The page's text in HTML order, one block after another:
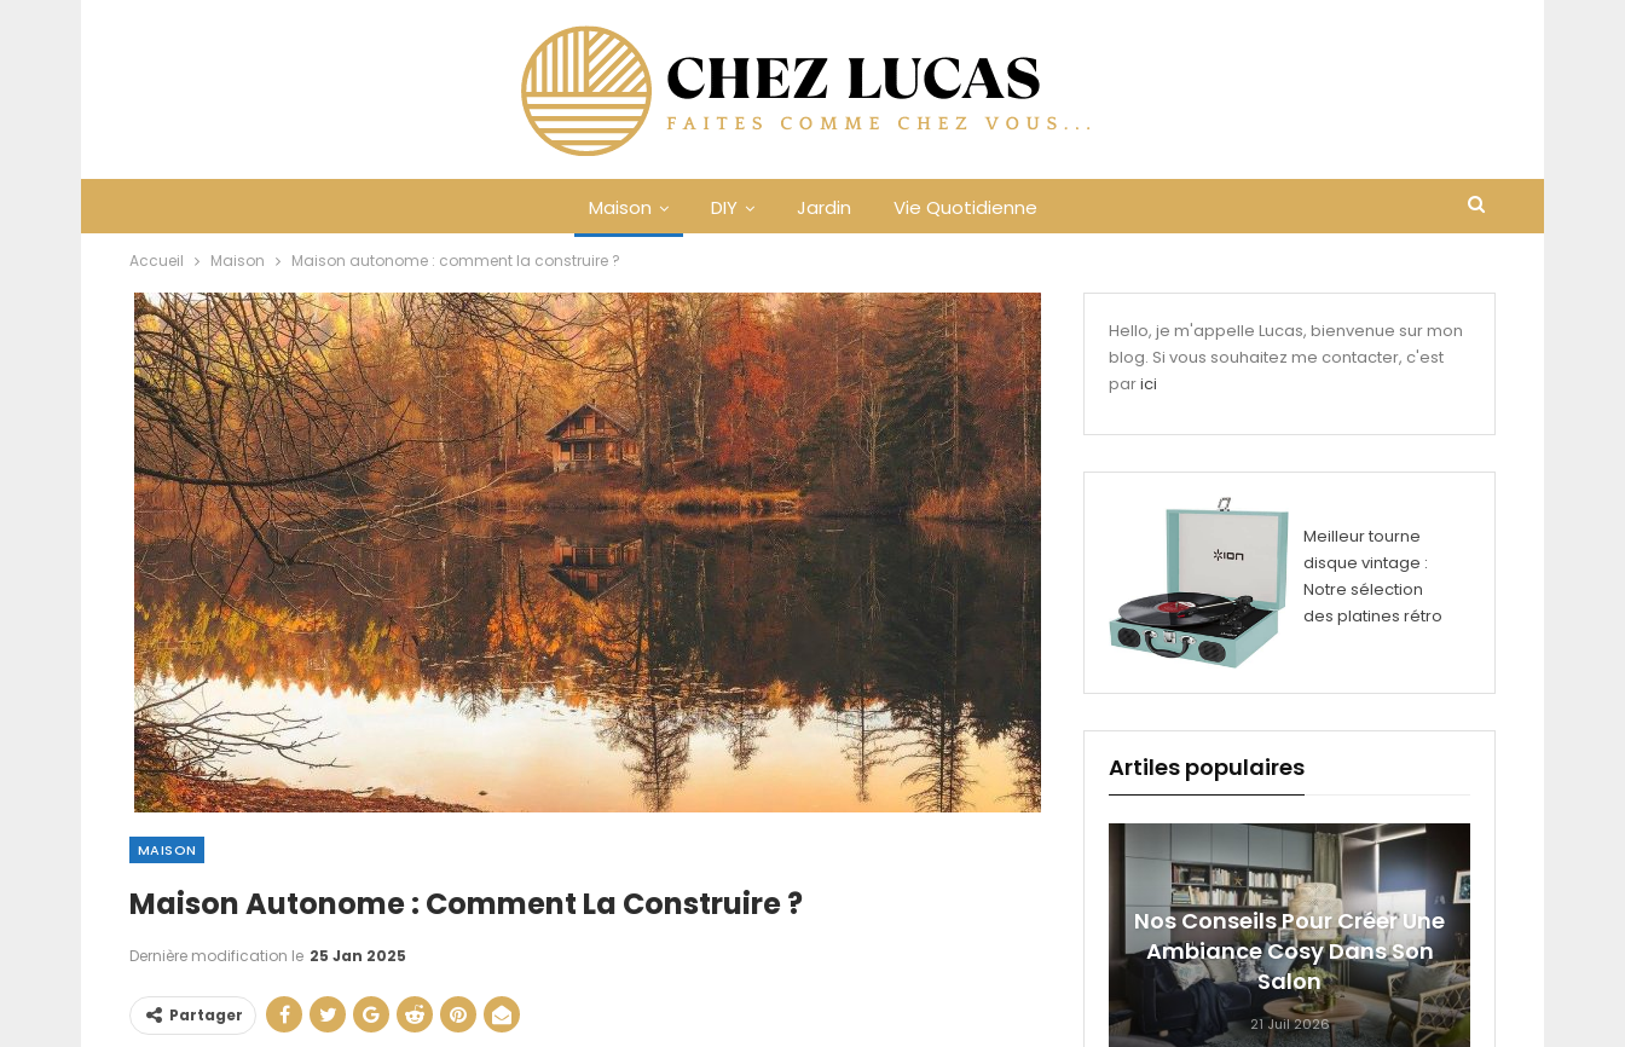
Maison DIY Jardin Vie Quotidienne
Accueil Maison Maison autonome : comment la construire ?
MAISON
Maison Autonome : Comment La Construire ?
Dernière modification le 25 Jan 2025
Partager
Hello, je m'appelle Lucas, bienvenue sur mon
blog. Si vous souhaitez me contacter, c'est
parici
Meilleur tourne
disque vintage :
Notre sélection
des platines rétro
Artiles populaires
Comment Faire Du Blanc
Manuellement : Techniques,
21 Juin 2026
DIY : Comment Faire Sa
Nos Conseils Pour Créer Une
Ambiance Cosy Dans Son
Salon
21 Juil 2026